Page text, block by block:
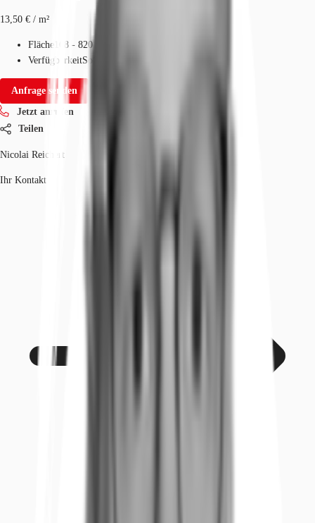
13,50 € / m²
Fläche
168 - 820 m²
VerfügbarkeitSofort
Anfrage senden
Jetzt anrufen
Teilen
Nicolai Reichert
Ihr Kontakt